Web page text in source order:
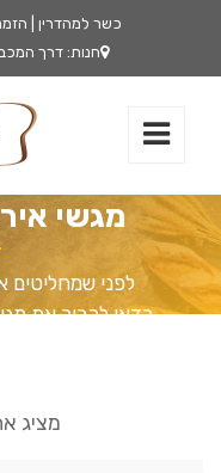
כשר למהדרין |
חנות: דרך המכבים 16,
מגשי
לפני שמחליטים
כדאי להכיר את
מציג את כל